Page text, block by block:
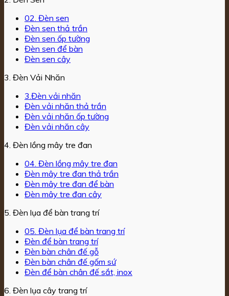
02. Đèn sen
Đèn sen thả trần
Đèn sen ốp tường
Đèn sen để bàn
Đèn sen cây
3. Đèn Vải Nhăn
3.Đèn vải nhăn
Đèn vải nhăn thả trần
Đèn vải nhăn ốp tường
Đèn vải nhăn cây
4. Đèn lồng mây tre đan
04. Đèn lồng mây tre đan
Đèn mây tre đan thả trần
Đèn mây tre đan để bàn
Đèn mây tre đan cây
5. Đèn lụa để bàn trang trí
05. Đèn lụa để bàn trang trí
Đèn để bàn trang trí
Đèn bàn chân đế gỗ
Đèn bàn chân đế gốm sứ
Đèn để bàn chân đế sắt, inox
6. Đèn lụa cây trang trí